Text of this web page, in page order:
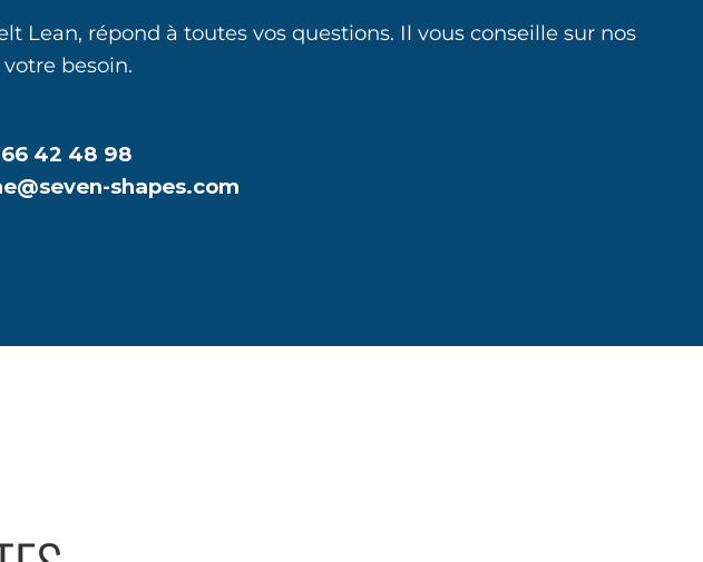
Lean, répond à toutes vos questions. Il vous conseille sur nos
besoin.
42 48 98
shapes.com